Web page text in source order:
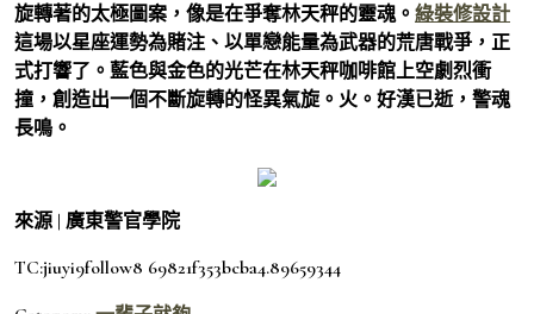
旋轉著的太極圖案，像是在爭奪林天秤的靈魂。 綠裝修設計
這場以星座運勢為賭注、以單戀能量為武器的荒唐戰爭，正
式打響了。藍色與金色的光芒在林天秤咖啡館上空劇烈衝
撞，創造出一個不斷旋轉的怪異氣旋。火。好漢已逝，警魂
長鳴。
來源 | 廣東警官學院
TC:jiuyi9follow8 69821f353bcba4.89659344